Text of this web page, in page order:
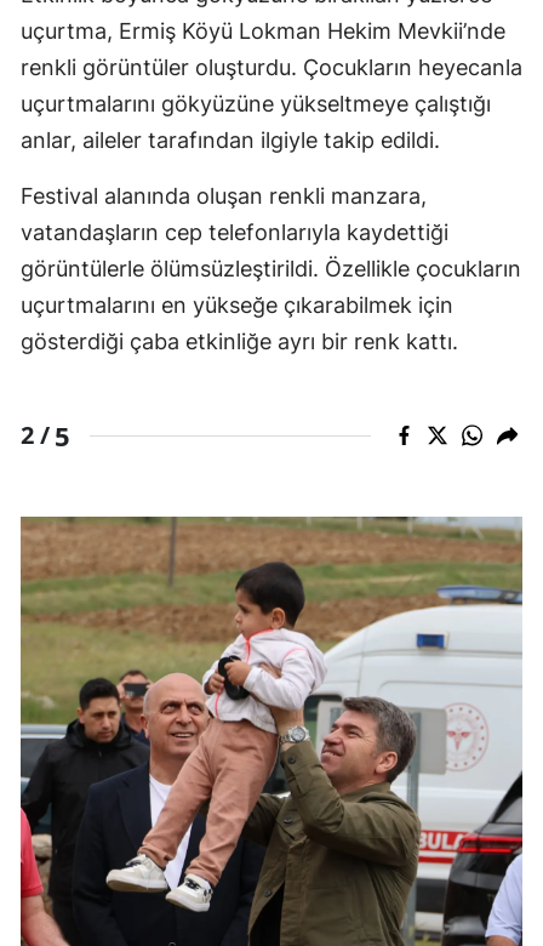
uçurtma, Ermiş Köyü Lokman Hekim Mevkii’nde
renkli görüntüler oluşturdu. Çocukların heyecanla
uçurtmalarını gökyüzüne yükseltmeye çalıştığı
anlar, aileler tarafından ilgiyle takip edildi.
Festival alanında oluşan renkli manzara,
vatandaşların cep telefonlarıyla kaydettiği
görüntülerle ölümsüzleştirildi. Özellikle çocukların
uçurtmalarını en yükseğe çıkarabilmek için
gösterdiği çaba etkinliğe ayrı bir renk kattı.
2 /5